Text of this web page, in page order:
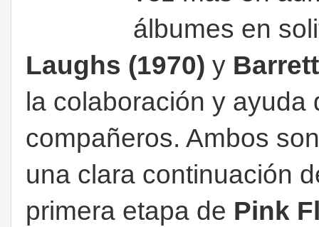
álbumes en
Laughs (1970) y
la colaboración y
compañeros. Ambos
una clara continuación
primera etapa de Pink